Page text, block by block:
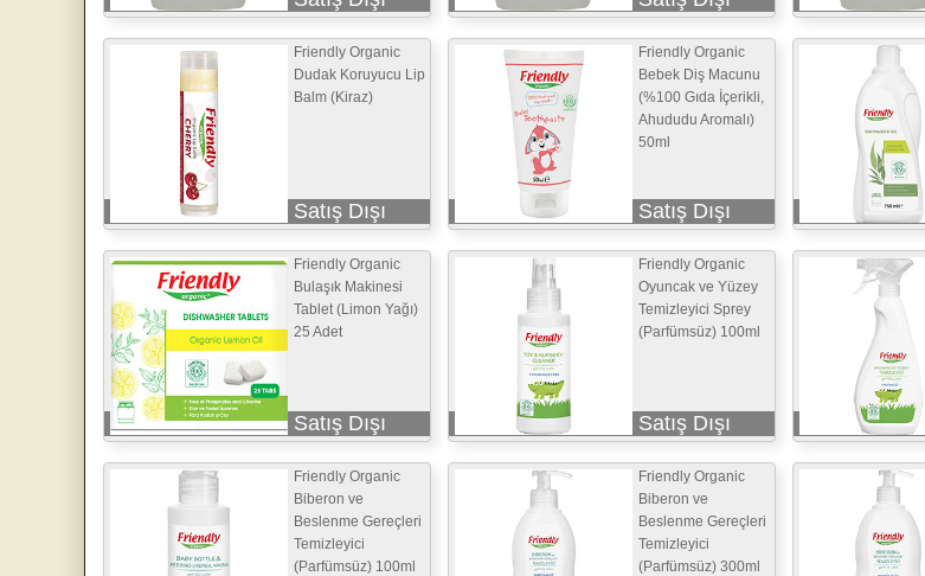
Friendly Organic
Dudak Koruyucu Lip
Balm (Kiraz)
Satış Dışı
Friendly Organic
Bebek Diş Macunu
(%100 Gıda İçerikli,
Ahududu Aromalı)
50ml
Satış Dışı
Friendly Organic
Bulaşık Makinesi
Tablet (Limon Yağı)
25 Adet
Satış Dışı
Friendly Organic
Oyuncak ve Yüzey
Temizleyici Sprey
(Parfümsüz) 100ml
Satış Dışı
Friendly Organic
Biberon ve
Beslenme Gereçleri
Temizleyici
(Parfümsüz) 100ml
Friendly Organic
Biberon ve
Beslenme Gereçleri
Temizleyici
(Parfümsüz) 300ml